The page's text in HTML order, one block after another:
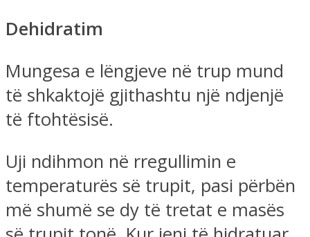
Dehidratim
Mungesa e lëngjeve në trup mund
të shkaktojë gjithashtu një ndjenjë
të ftohtësisë.
Uji ndihmon në rregullimin e
temperaturës së trupit, pasi përbën
më shumë se dy të tretat e masës